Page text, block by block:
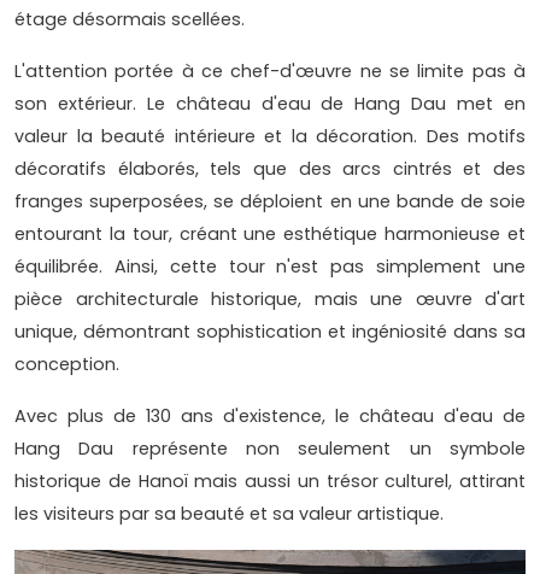
étage désormais scellées.
L'attention portée à ce chef-d'œuvre ne se limite pas à
son extérieur. Le château d'eau de Hang Dau met en
valeur la beauté intérieure et la décoration. Des motifs
décoratifs élaborés, tels que des arcs cintrés et des
franges superposées, se déploient en une bande de soie
entourant la tour, créant une esthétique harmonieuse et
équilibrée. Ainsi, cette tour n'est pas simplement une
pièce architecturale historique, mais une œuvre d'art
unique, démontrant sophistication et ingéniosité dans sa
conception.
Avec plus de 130 ans d'existence, le château d'eau de
Hang Dau représente non seulement un symbole
historique de Hanoï mais aussi un trésor culturel, attirant
les visiteurs par sa beauté et sa valeur artistique.